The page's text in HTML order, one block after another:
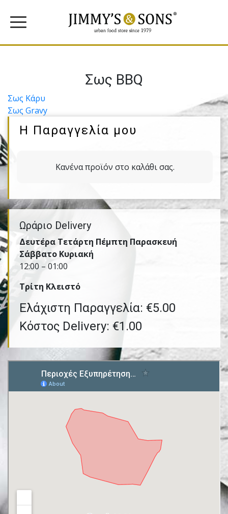
Σως BBQ
Πλοήγηση
άρθρων
Σως Κάρυ
Σως Gravy
Η Παραγγελία μου
Κανένα προϊόν στο καλάθι σας.
Ωράριο Delivery
Δευτέρα Τετάρτη Πέμπτη Παρασκευή
Σάββατο Κυριακή
12:00 – 01:00
Τρίτη Kλειστό
Ελάχιστη Παραγγελία: €5.00
Κόστος Delivery: €1.00